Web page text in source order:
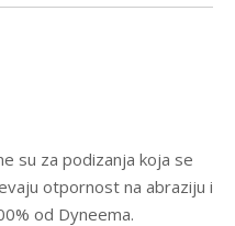
su za podizanja koja se
otpornost na abraziju i
od Dyneema.